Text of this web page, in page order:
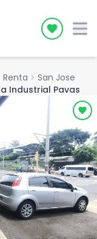
Icon
Renta chevron_right San Jose
Industrial Pavas